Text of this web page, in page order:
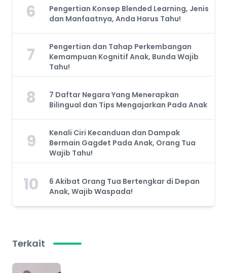
6
Pengertian Konsep Blended Learning, Jenis
dan Manfaatnya, Anda Harus Tahu!
7
Pengertian dan Tahap Perkembangan
Kemampuan Kognitif Anak, Bunda Wajib
Tahu!
8
7 Daftar Negara Yang Menerapkan
Bilingual dan Tips Mengajarkan Pada Anak
9
Kenali Ciri Kecanduan dan Dampak
Bermain Gagdet Pada Anak, Orang Tua
Wajib Tahu!
10
6 Akibat Orang Tua Bertengkar di Depan
Anak, Wajib Waspada!
Terkait